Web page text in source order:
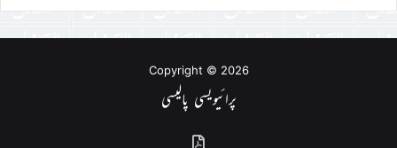
Copyright © 2026
پرائیویسی پالیسی
گذشتہ